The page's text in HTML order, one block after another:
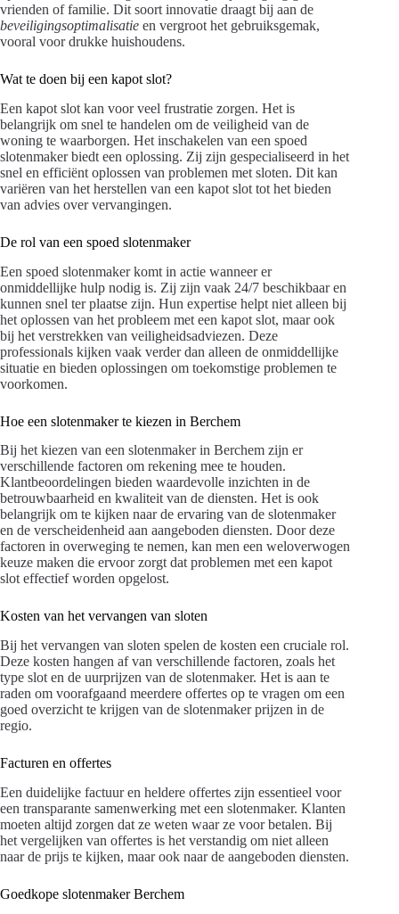
vrienden of familie. Dit soort innovatie draagt bij aan de
beveiligingsoptimalisatie en vergroot het gebruiksgemak,
vooral voor drukke huishoudens.
Wat te doen bij een kapot slot?
Een kapot slot kan voor veel frustratie zorgen. Het is
belangrijk om snel te handelen om de veiligheid van de
woning te waarborgen. Het inschakelen van een spoed
slotenmaker biedt een oplossing. Zij zijn gespecialiseerd in het
snel en efficiënt oplossen van problemen met sloten. Dit kan
variëren van het herstellen van een kapot slot tot het bieden
van advies over vervangingen.
De rol van een spoed slotenmaker
Een spoed slotenmaker komt in actie wanneer er
onmiddellijke hulp nodig is. Zij zijn vaak 24/7 beschikbaar en
kunnen snel ter plaatse zijn. Hun expertise helpt niet alleen bij
het oplossen van het probleem met een kapot slot, maar ook
bij het verstrekken van veiligheidsadviezen. Deze
professionals kijken vaak verder dan alleen de onmiddellijke
situatie en bieden oplossingen om toekomstige problemen te
voorkomen.
Hoe een slotenmaker te kiezen in Berchem
Bij het kiezen van een slotenmaker in Berchem zijn er
verschillende factoren om rekening mee te houden.
Klantbeoordelingen bieden waardevolle inzichten in de
betrouwbaarheid en kwaliteit van de diensten. Het is ook
belangrijk om te kijken naar de ervaring van de slotenmaker
en de verscheidenheid aan aangeboden diensten. Door deze
factoren in overweging te nemen, kan men een weloverwogen
keuze maken die ervoor zorgt dat problemen met een kapot
slot effectief worden opgelost.
Kosten van het vervangen van sloten
Bij het vervangen van sloten spelen de kosten een cruciale rol.
Deze kosten hangen af van verschillende factoren, zoals het
type slot en de uurprijzen van de slotenmaker. Het is aan te
raden om voorafgaand meerdere offertes op te vragen om een
goed overzicht te krijgen van de slotenmaker prijzen in de
regio.
Facturen en offertes
Een duidelijke factuur en heldere offertes zijn essentieel voor
een transparante samenwerking met een slotenmaker. Klanten
moeten altijd zorgen dat ze weten waar ze voor betalen. Bij
het vergelijken van offertes is het verstandig om niet alleen
naar de prijs te kijken, maar ook naar de aangeboden diensten.
Goedkope slotenmaker Berchem